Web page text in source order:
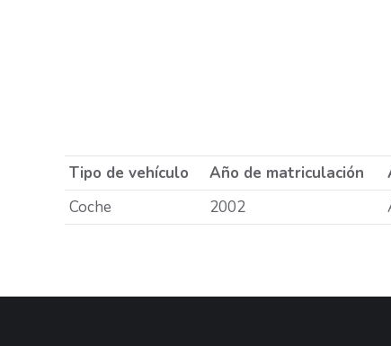
Tipo de vehículo Año de matriculación
Coche
2002